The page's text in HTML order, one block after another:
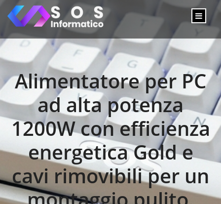
Alimentatore per PC
ad alta potenza
1200W con efficienza
energetica Gold e
cavi rimovibili per un